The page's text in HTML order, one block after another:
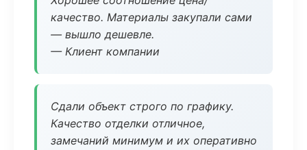
качество. Материалы закупали сами
— вышло дешевле.
— Клиент компании
Сдали объект строго по графику.
Качество отделки отличное,
замечаний минимум и их оперативно